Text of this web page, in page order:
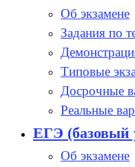
Об экзамене
Задания по
Типовые
Досрочные
Реальные
ЕГЭ (базовый
Об экзамене